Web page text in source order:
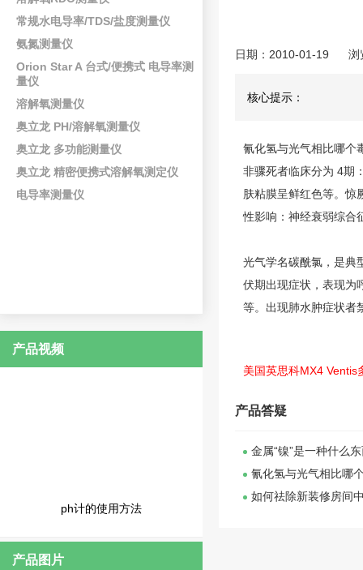
常规水电导率/TDS/盐度测量仪
氨氮测量仪
Orion Star A 台式/便携式 电导率测
量仪
溶解氧测量仪
奥立龙 PH/溶解氧测量仪
奥立龙 多功能测量仪
奥立龙 精密便携式溶解氧测定仪
电导率测量仪
产品视频
ph计的使用方法
产品图片
日期：2010-01-19 浏
核心提示：
氰化氢与光气相比哪个
非骤死者临床分为 4期
肤粘膜呈鲜红色等。惊
性影响：神经衰弱综合
光气学名碳酰氯 ，是
伏期出现症状，表现为
等。出现肺水肿症状者
美国英思科MX4 Ventis
产品答疑
金属“镍”是一种什么
氰化氢与光气相比哪
如何祛除新装修房间